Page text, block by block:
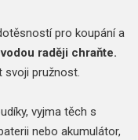
pro koupání a
raději chraňte.
svoji pružnost.
vyjma těch s
nebo akumulátor,